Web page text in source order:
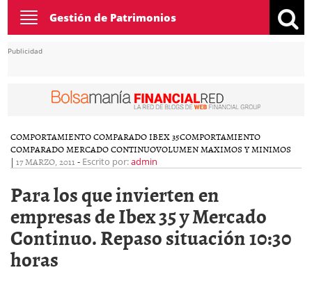
Toggle
navigation
Gestión de Patrimonios
Publicidad
COMPORTAMIENTO COMPARADO IBEX 35COMPORTAMIENTO
COMPARADO MERCADO CONTINUOVOLUMEN MAXIMOS Y MINIMOS
| 17 MARZO, 2011 - Escrito por:admin
Para los que invierten en
empresas de Ibex 35 y Mercado
Continuo. Repaso situación 10:30
horas